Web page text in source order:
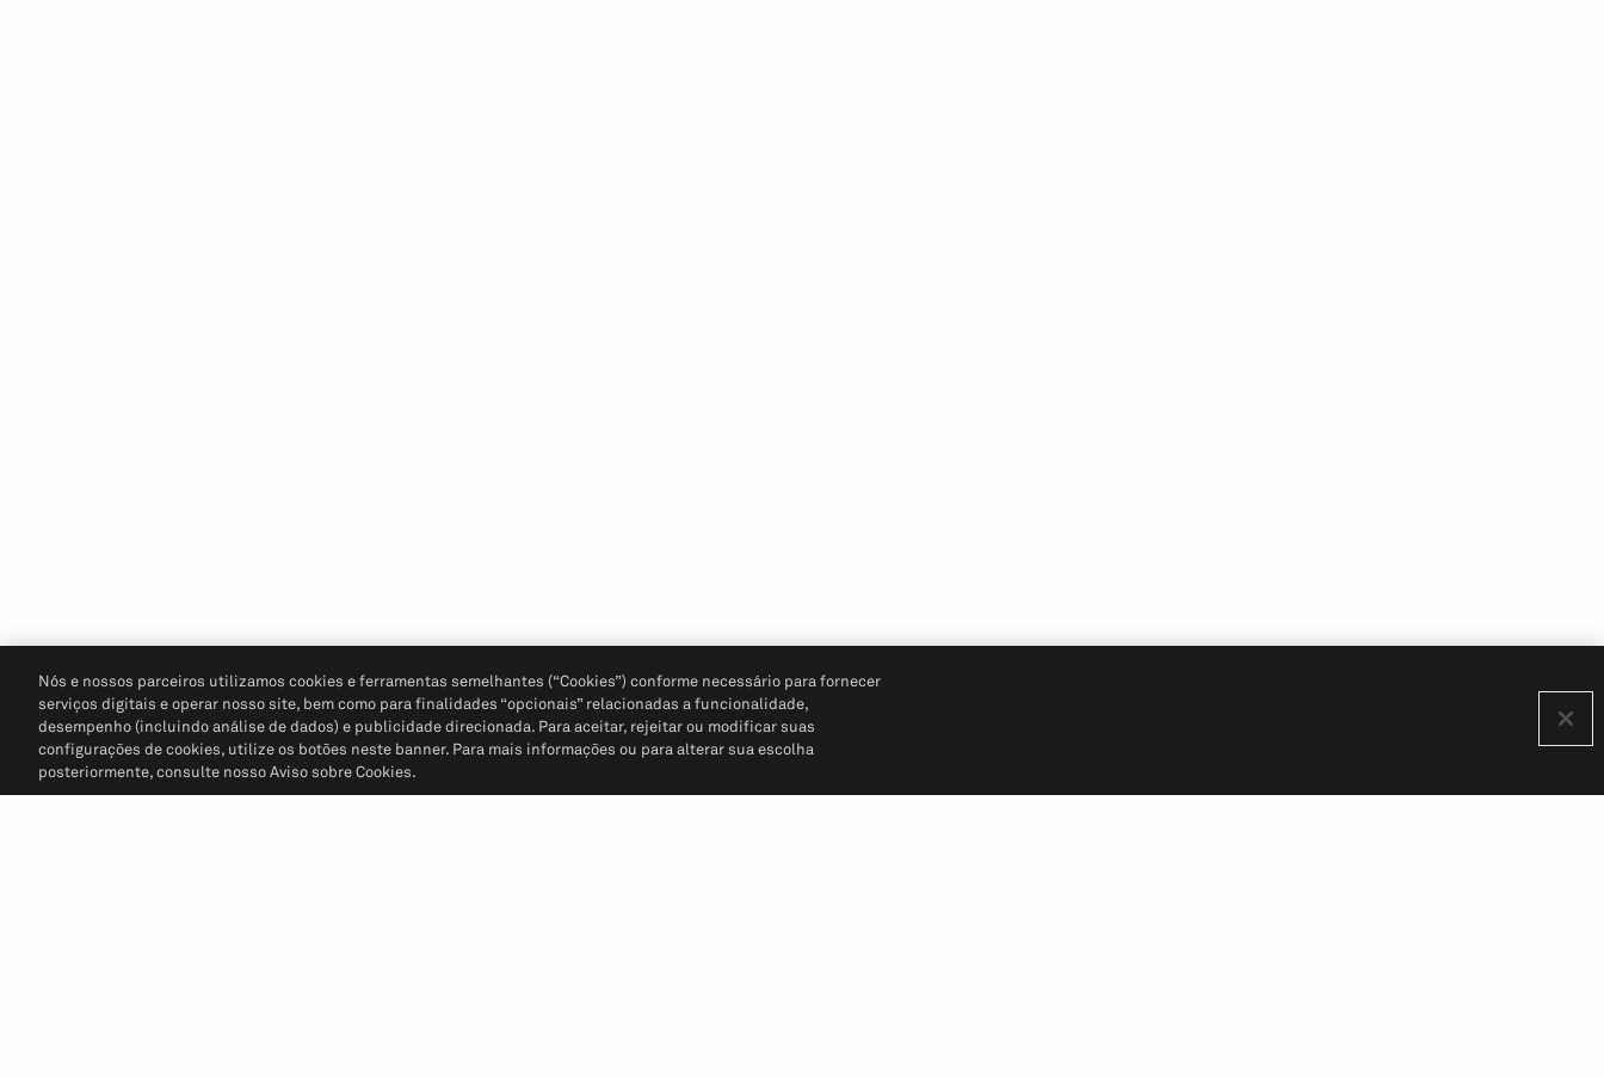
Nós e nossos parceiros utilizamos cookies e ferramentas semelhantes (“Cookies”) conforme necessário para fornecer
serviços digitais e operar nosso site, bem como para finalidades “opcionais” relacionadas a funcionalidade,
desempenho (incluindo análise de dados) e publicidade direcionada. Para aceitar, rejeitar ou modificar suas
configurações de cookies, utilize os botões neste banner. Para mais informações ou para alterar sua escolha
posteriormente, consulte nosso Aviso sobre Cookies.